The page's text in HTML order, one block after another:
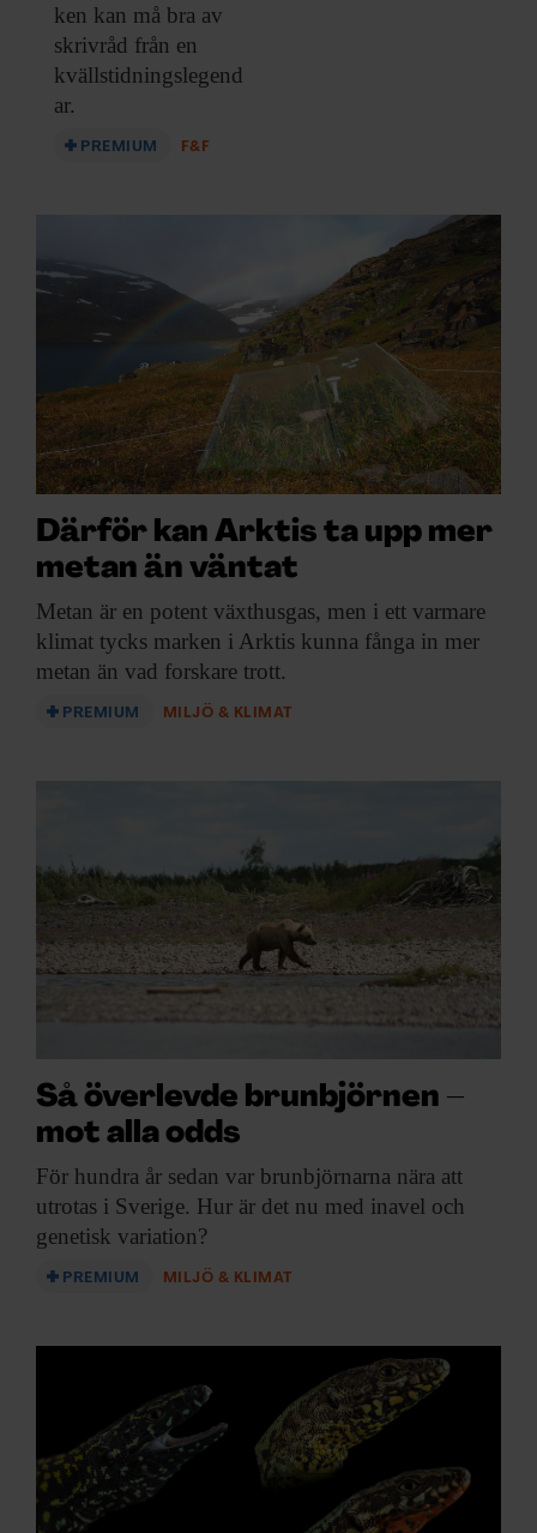
ken kan må bra av
skrivråd från en
kvällstidningslegend
ar.
PREMIUM F&F
Därför kan Arktis ta upp mer
metan än väntat
Metan är en potent växthusgas, men i ett varmare
klimat tycks marken i Arktis kunna fånga in mer
metan än vad forskare trott.
PREMIUM MILJÖ & KLIMAT
Så överlevde brunbjörnen –
mot alla odds
För hundra år sedan var brunbjörnarna nära att
utrotas i Sverige. Hur är det nu med inavel och
genetisk variation?
PREMIUM MILJÖ & KLIMAT